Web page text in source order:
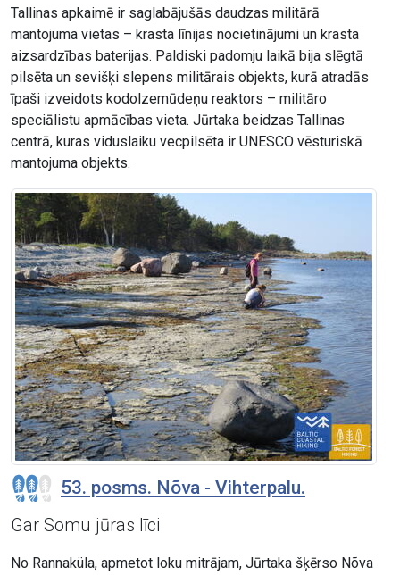
Tallinas apkaimē ir saglabājušās daudzas militārā
mantojuma vietas – krasta līnijas nocietinājumi un krasta
aizsardzības baterijas. Paldiski padomju laikā bija slēgtā
pilsēta un sevišķi slepens militārais objekts, kurā atradās
īpaši izveidots kodolzemūdeņu reaktors – militāro
speciālistu apmācības vieta. Jūrtaka beidzas Tallinas
centrā, kuras viduslaiku vecpilsēta ir UNESCO vēsturiskā
mantojuma objekts.
53. posms. Nõva - Vihterpalu.
Gar Somu jūras līci
No Rannaküla, apmetot loku mitrājam, Jūrtaka šķērso Nõva